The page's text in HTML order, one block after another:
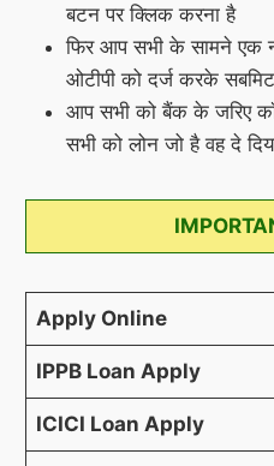
बटन पर क्लिक करना है
फिर आप सभी के सामने एक
ओटीपी को दर्ज करके
आप सभी को बैंक के जरिए
सभी को लोन जो है वह दे
Apply Online
IPPB Loan Apply
ICICI Loan Apply